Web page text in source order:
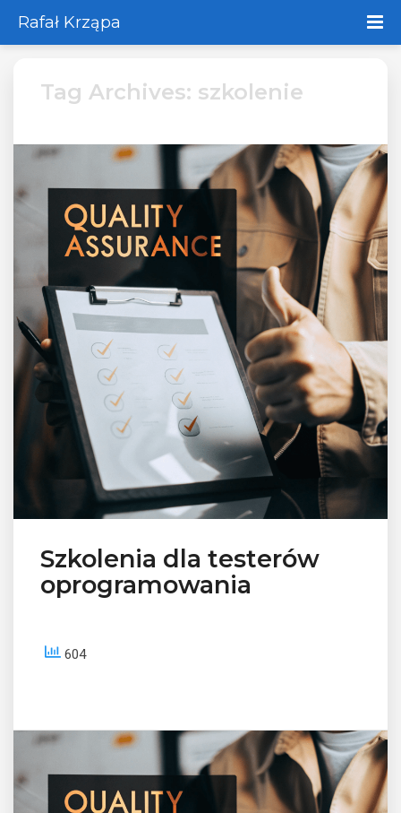
Rafał Krząpa
Tag Archives: szkolenie
Szkolenia dla testerów
oprogramowania
604